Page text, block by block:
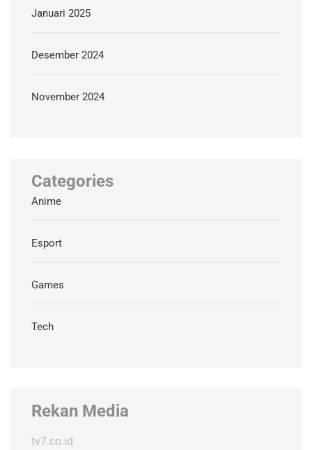
Januari 2025
Desember 2024
November 2024
Categories
Anime
Esport
Games
Tech
Rekan Media
tv7.co.id